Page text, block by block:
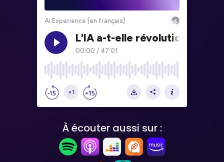
À écouter aussi sur :